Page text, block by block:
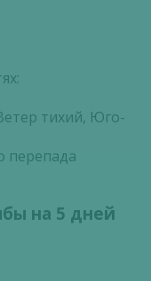
тихий, Юго-
перепада
на 5 дней